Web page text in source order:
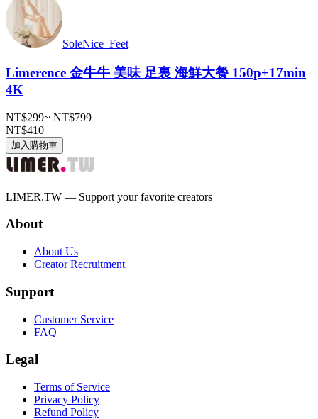
SoleNice_Feet
Limerence 金牛牛 美味 足裏 海鮮大餐 150p+17min
4K
NT$299~ NT$799
NT$410
加入購物車
LIMER.TW — Support your favorite creators
About
About Us
Creator Recruitment
Support
Customer Service
FAQ
Legal
Terms of Service
Privacy Policy
Refund Policy